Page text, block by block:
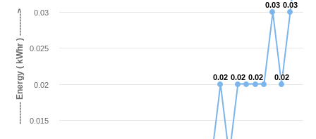
-------- Energy ( kWhr ) --------> 0.02
0.02 0.02
0.02 0.02
0.02
0.03
0.03
0.02
0.02
0.03
0.03
0.015
0.02
0.025
0.03